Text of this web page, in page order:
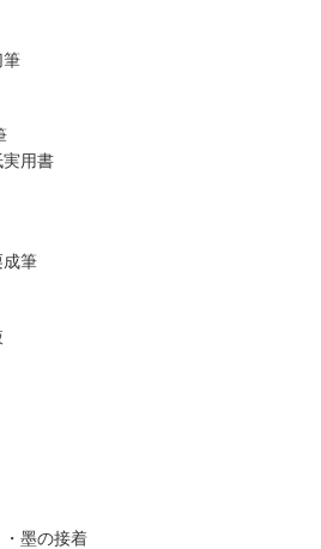
用書
成筆
・墨の接着